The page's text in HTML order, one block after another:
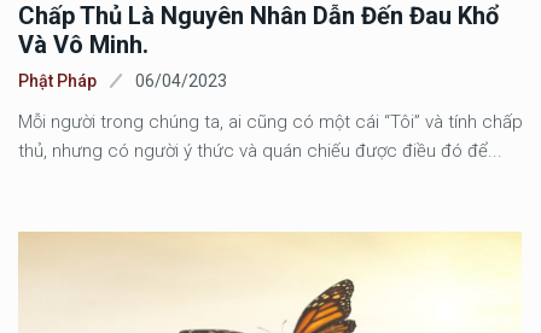
Chấp Thủ Là Nguyên Nhân Dẫn Đến Đau Khổ
Và Vô Minh.
Phật Pháp 06/04/2023
Mỗi người trong chúng ta, ai cũng có một cái “Tôi” và tính chấp
thủ, nhưng có người ý thức và quán chiếu được điều đó để...